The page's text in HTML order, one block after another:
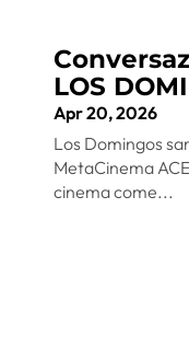
LOS
Apr 20, 2026
Los Domingos
MetaCinema
cinema come...